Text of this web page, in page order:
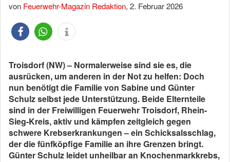
von Feuerwehr-Magazin Redaktion, 2. Februar 2026
Troisdorf (NW) – Normalerweise sind sie es, die
ausrücken, um anderen in der Not zu helfen: Doch
nun benötigt die Familie von Sabine und Günter
Schulz selbst jede Unterstützung. Beide Elternteile
sind in der Freiwilligen Feuerwehr Troisdorf, Rhein-
Sieg-Kreis, aktiv und kämpfen zeitgleich gegen
schwere Krebserkrankungen – ein Schicksalsschlag,
der die fünfköpfige Familie an ihre Grenzen bringt.
Günter Schulz leidet unheilbar an Knochenmarkkrebs,